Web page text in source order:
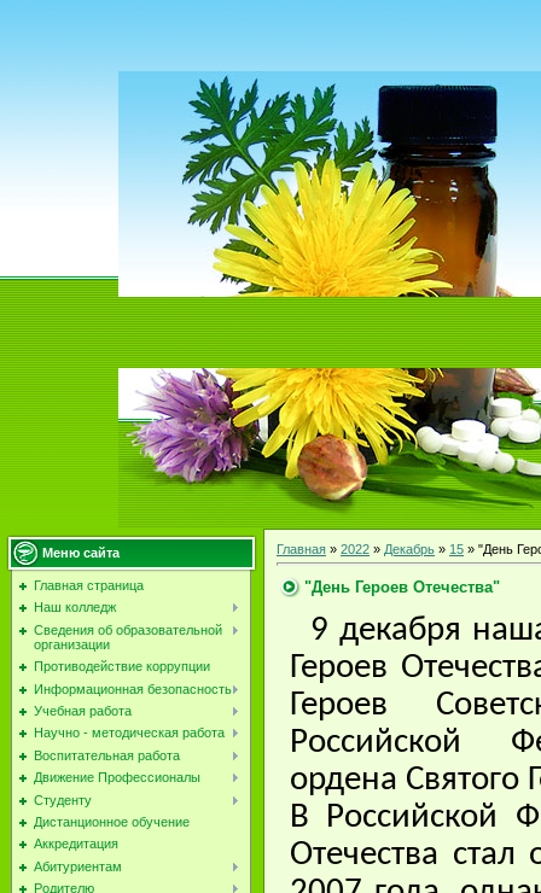
Меню сайта
Главная страница
Наш колледж
Сведения об образовательной
организации
Противодействие коррупции
Информационная безопасность
Учебная работа
Научно - методическая работа
Воспитательная работа
Движение Профессионалы
Студенту
Дистанционное обучение
Аккредитация
Абитуриентам
Родителю
Главная » 2022 » Декабрь » 15 » "День
"День Героев Отечества"
9 декабря
Героев
Героев
Российской
ордена Святого
В Российской
Отечества стал